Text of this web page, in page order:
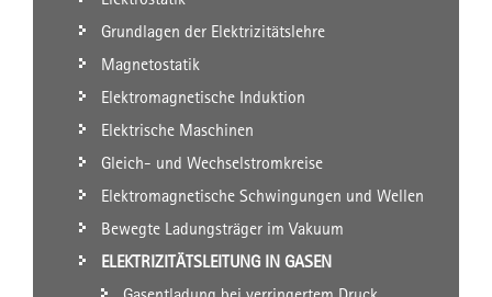
Grundlagen der Elektrizitätslehre
Magnetostatik
Elektromagnetische Induktion
Elektrische Maschinen
Gleich- und Wechselstromkreise
Elektromagnetische Schwingungen und Wellen
Bewegte Ladungsträger im Vakuum
ELEKTRIZITÄTSLEITUNG IN GASEN